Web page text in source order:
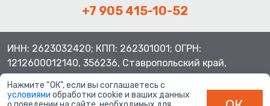
+7 905 415-10-52
ИНН: 2623032420; КПП: 262301001; ОГРН:
1212600012140, 356236, Ставропольский край,
Нажмите “ОК”, если вы соглашаетесь с
условиями обработки cookie и ваших данных